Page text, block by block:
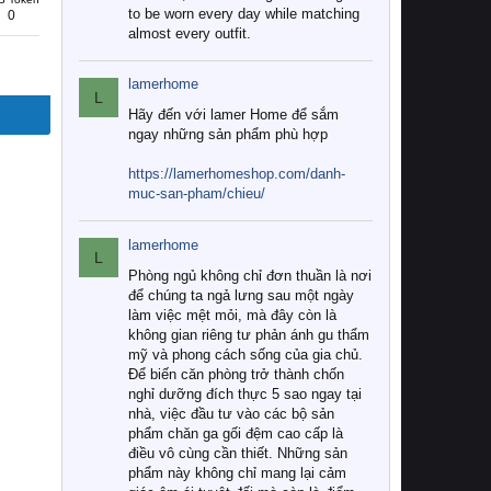
0
to be worn every day while matching
almost every outfit.
L
lamerhome
Hãy đến với lamer Home để sắm
ngay những sản phẩm phù hợp
https://lamerhomeshop.com/danh-
muc-san-pham/chieu/
L
lamerhome
Phòng ngủ không chỉ đơn thuần là nơi
để chúng ta ngả lưng sau một ngày
làm việc mệt mỏi, mà đây còn là
không gian riêng tư phản ánh gu thẩm
mỹ và phong cách sống của gia chủ.
Để biến căn phòng trở thành chốn
nghỉ dưỡng đích thực 5 sao ngay tại
nhà, việc đầu tư vào các bộ sản
phẩm chăn ga gối đệm cao cấp là
điều vô cùng cần thiết. Những sản
phẩm này không chỉ mang lại cảm